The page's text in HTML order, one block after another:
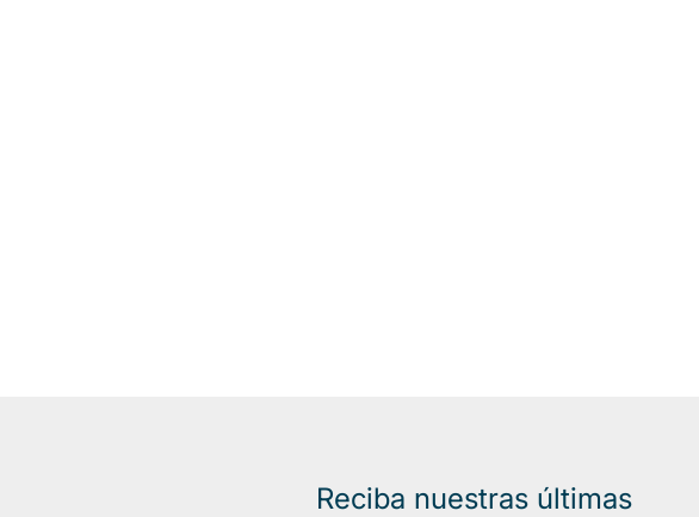
Reciba nuestras últimas